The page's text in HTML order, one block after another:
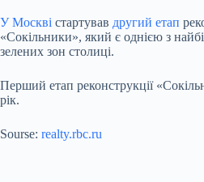
У Москві стартував другий етап
«Сокільники», який є однією з
зелених зон столиці.
Перший етап реконструкції
рік.
Sourse: realty.rbc.ru